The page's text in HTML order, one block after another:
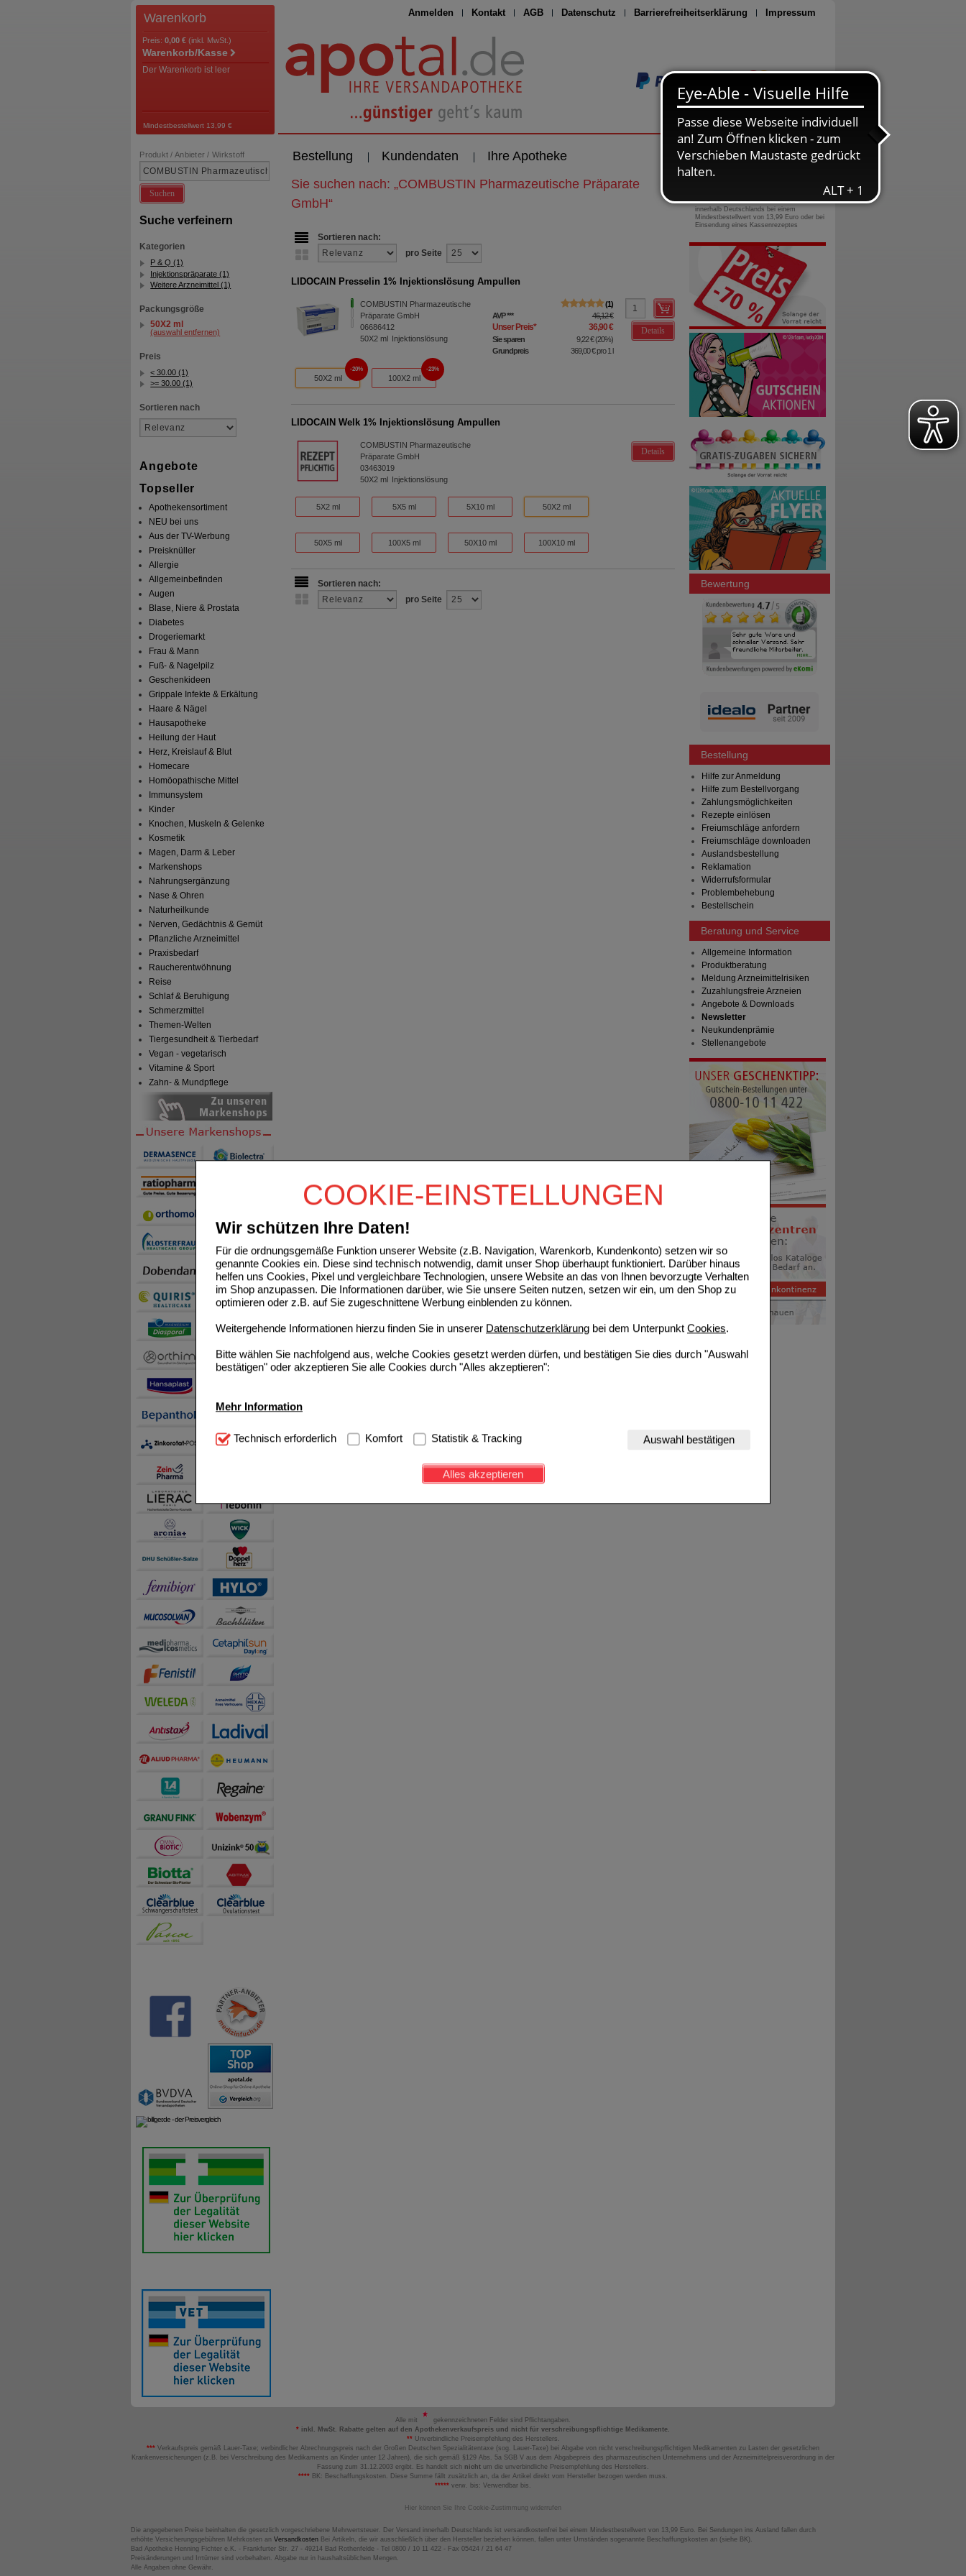
COOKIE-EINSTELLUNGEN
Wir schützen Ihre Daten!
Für die ordnungsgemäße Funktion unserer Website (z.B. Navigation, Warenkorb, Kundenkonto) setzen wir so
genannte Cookies ein. Diese sind technisch notwendig, damit unser Shop überhaupt funktioniert. Darüber hinaus
helfen uns Cookies, Pixel und vergleichbare Technologien, unsere Website an das von Ihnen bevorzugte Verhalten
im Shop anzupassen. Die Informationen darüber, wie Sie unsere Seiten nutzen, setzen wir ein, um den Shop zu
optimieren oder z.B. auf Sie zugeschnittene Werbung einblenden zu können.
Weitergehende Informationen hierzu finden Sie in unserer Datenschutzerklärung bei dem Unterpunkt Cookies.
Bitte wählen Sie nachfolgend aus, welche Cookies gesetzt werden dürfen, und bestätigen Sie dies durch "Auswahl
bestätigen" oder akzeptieren Sie alle Cookies durch "Alles akzeptieren":
Mehr Information
Technisch Notwendig: Hierbei handelt es sich um Cookies, die für die Grundfunktionen unserer Website
notwendig sind (z.B. Navigation, Warenkorb, Kundenkonto), weshalb auf diese nicht verzichtet werden kann.
Diese Cookies werden genutzt um das Einkaufserlebnis noch ansprechender zu gestalten,
beispielsweise für die Wiedererkennung des Besuchers oder unsere Seite an bevorzugte Verhaltensweisen (z.B.
Inhalte anzuzeigen und unser Partnerprogramm zu betreiben.
Statistik & Tracking:
sammeln, mit deren Hilfe wir unsere Website weiter für Sie optimieren können, den Inhalt auf unserer Website aber
auch die Werbung auf Drittseiten möglichst relevant für Sie zu gestalten. Bitte beachten Sie, dass Daten hierfür
Technisch erforderlich Komfort Statistik & Tracking Auswahl bestätigen
Alles akzeptieren
Anmelden Kontakt AGB Datenschutz Barrierefreiheitserklärung Impressum
Seite drucken
Warenkorb
Preis: 0,00 € (inkl. MwSt.)
Warenkorb/Kasse
Der Warenkorb ist leer
Mindestbestellwert 13,99 €
Bestellung Kundendaten Ihre Apotheke
Produkt / Anbieter / Wirkstoff
Suchen
Suche verfeinern
Kategorien
P & Q (1)
Injektionspräparate (1)
Weitere Arzneimittel (1)
Packungsgröße
50X2 ml
(auswahl entfernen)
Preis
< 30.00 (1)
>= 30.00 (1)
Sortieren nach
Angebote
Topseller
Apothekensortiment
NEU bei uns
Aus der TV-Werbung
Preisknüller
Allergie
Allgemeinbefinden
Augen
Blase, Niere & Prostata
Diabetes
Drogeriemarkt
Frau & Mann
Fuß- & Nagelpilz
Geschenkideen
Grippale Infekte & Erkältung
Haare & Nägel
Hausapotheke
Heilung der Haut
Herz, Kreislauf & Blut
Homecare
Homöopathische Mittel
Immunsystem
Kinder
Knochen, Muskeln & Gelenke
Kosmetik
Magen, Darm & Leber
Markenshops
Nahrungsergänzung
Nase & Ohren
Naturheilkunde
Nerven, Gedächtnis & Gemüt
Pflanzliche Arzneimittel
Praxisbedarf
Raucherentwöhnung
Reise
Schlaf & Beruhigung
Schmerzmittel
Themen-Welten
Tiergesundheit & Tierbedarf
Vegan - vegetarisch
Vitamine & Sport
Zahn- & Mundpflege
Sie suchen nach: „COMBUSTIN Pharmazeutische Präparate
GmbH“
Sortieren nach:
pro Seite
LIDOCAIN Presselin 1% Injektionslösung Ampullen
COMBUSTIN Pharmazeutische
Präparate GmbH
06686412
50X2 ml Injektionslösung
1
AVP*** 46,12 €
Unser Preis* 36,90 €
Sie sparen 9,22 €(20%)
Grundpreis
369,00 €pro 1 l
Details
50X2 ml
20%
100X2 ml
23%
LIDOCAIN Welk 1% Injektionslösung Ampullen
COMBUSTIN Pharmazeutische
Präparate GmbH
03463019
50X2 ml Injektionslösung
Details
5X2 ml 5X5 ml 5X10 ml 50X2 ml
50X5 ml 100X5 ml 50X10 ml 100X10 ml
Sortieren nach:
pro Seite
0800-10 11 422
gebührenfreie Rufnummer
innerhalb Deutschlands bei einem
Mindestbestellwert von 13,99 Euro oder bei
Einsendung eines Kassenrezeptes
Bewertung
Bestellung
Hilfe zur Anmeldung
Hilfe zum Bestellvorgang
Zahlungsmöglichkeiten
Rezepte einlösen
Freiumschläge anfordern
Freiumschläge downloaden
Auslandsbestellung
Reklamation
Widerrufsformular
Problembehebung
Bestellschein
Beratung und Service
Allgemeine Information
Produktberatung
Meldung Arzneimittelrisiken
Zuzahlungsfreie Arzneien
Angebote & Downloads
Newsletter
Neukundenprämie
Stellenangebote
Alle mit
gekennzeichneten Felder sind Pflichtangaben.
* inkl. MwSt. Rabatte gelten auf den Apothekenverkaufspreis und nicht für verschreibungspflichtige Medikamente.
**Unverbindliche Preisempfehlung des Herstellers.
*** Verkaufspreis gemäß Lauer-Taxe; verbindlicher Abrechnungspreis nach der Großen Deutschen Spezialitätentaxe (sog. Lauer-Taxe) bei Abgabe von nicht verschreibungspflichtigen Medikamenten zu Lasten der gesetzlichen
Krankenversicherungen (z.B. bei Verschreibung des Medikaments an Kinder unter 12 Jahren), die sich gemäß §129 Abs. 5a SGB V aus dem Abgabepreis des pharmazeutischen Unternehmens und der Arzneimittelpreisverordnung in der
Fassung zum 31.12.2003 ergibt. Es handelt sich nicht um die unverbindliche Preisempfehlung des Herstellers.
**** BK: Beschaffungskosten. Diese Summe fällt zusätzlich an, da der Artikel direkt vom Hersteller bezogen werden muss.
***** verw. bis: Verwendbar bis.
Hier können Sie Ihre Cookie-Zustimmung widerrufen
Die angegebenen Preise beinhalten die gesetzlich vorgeschriebene Mehrwertsteuer. Der Versand innerhalb Deutschlands ist versandkostenfrei bei einem Mindestbestellwert von 13,99 Euro. Bei Sendungen ins Ausland fallen durch
erhöhte Versicherungsgebühren Mehrkosten an Versandkosten Bei Artikeln, die wir ausschließlich über den Hersteller beziehen können, fallen unter Umständen sogenannte Beschaffungskosten an (siehe BK).
Bad Apotheke Henning Fichter e.K. - Frankfurter Str. 27 - 49214 Bad Rothenfelde - Tel 0800 / 10 11 422 - Fax 05424 / 21 64 47
Preisänderungen und Irrtümer sind vorbehalten. Abgabe nur in haushaltsüblichen Mengen.
Alle Angaben ohne Gewähr.